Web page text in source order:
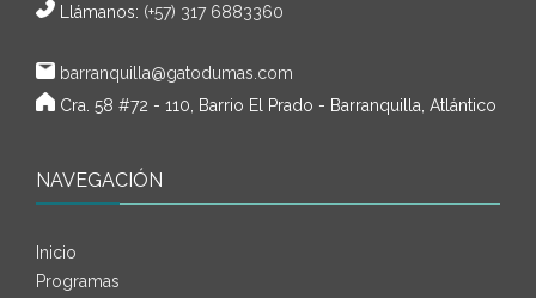
Llámanos: (+57) 317 6883360
barranquilla@gatodumas.com
Cra. 58 #72 - 110, Barrio El Prado - Barranquilla, Atlántico
NAVEGACIÓN
Inicio
Programas